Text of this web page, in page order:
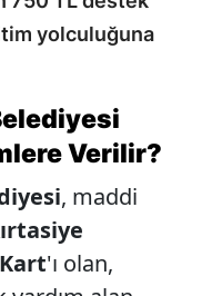
yolculuğuna
Verilir?
, maddi
'ı olan,